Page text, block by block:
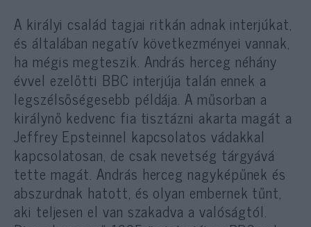
A királyi család tagjai ritkán adnak interjúkat,
és általában negatív következményei vannak,
ha mégis megteszik. András herceg néhány
évvel ezelőtti BBC interjúja talán ennek a
legszélsőségesebb példája. A műsorban a
királynő kedvenc fia tisztázni akarta magát a
Jeffrey Epsteinnel kapcsolatos vádakkal
kapcsolatosan, de csak nevetség tárgyává
tette magát. András herceg nagyképűnek és
abszurdnak hatott, és olyan embernek tűnt,
aki teljesen el van szakadva a valóságtól.